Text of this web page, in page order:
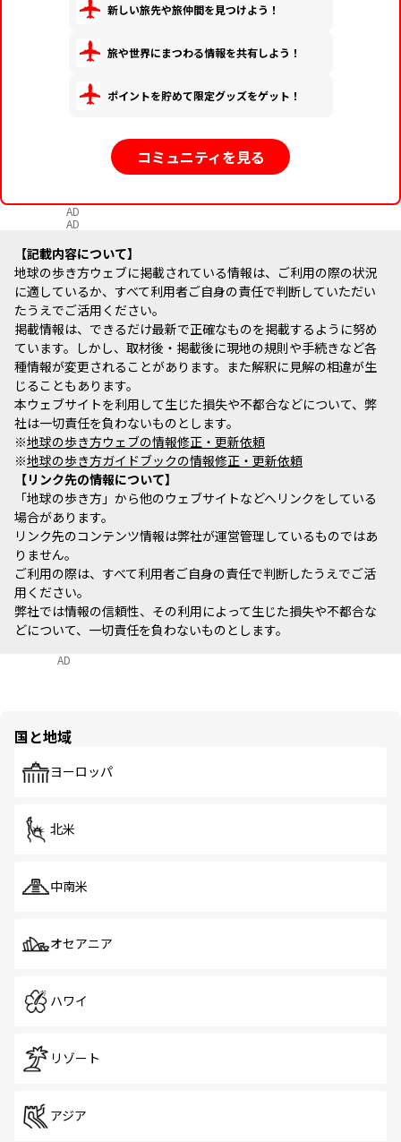
新しい旅先や旅仲間を見つけよう！
旅や世界にまつわる情報を共有しよう！
ポイントを貯めて限定グッズをゲット！
コミュニティを見る
AD
AD
記載内容について
地球の歩き方ウェブに掲載されている情報は、ご利用の際の状況
に適しているか、すべて利用者ご自身の責任で判断していただい
たうえでご活用ください。
掲載情報は、できるだけ最新で正確なものを掲載するように努め
ています。しかし、取材後・掲載後に現地の規則や手続きなど各
種情報が変更されることがあります。また解釈に見解の相違が生
じることもあります。
本ウェブサイトを利用して生じた損失や不都合などについて、弊
社は一切責任を負わないものとします。
※地球の歩き方ウェブの情報修正・更新依頼
※地球の歩き方ガイドブックの情報修正・更新依頼
リンク先の情報について
「地球の歩き方」から他のウェブサイトなどへリンクをしている
場合があります。
リンク先のコンテンツ情報は弊社が運営管理しているものではあ
りません。
ご利用の際は、すべて利用者ご自身の責任で判断したうえでご活
用ください。
弊社では情報の信頼性、その利用によって生じた損失や不都合な
どについて、一切責任を負わないものとします。
AD
国と地域
ヨーロッパ
北米
中南米
オセアニア
ハワイ
リゾート
アジア